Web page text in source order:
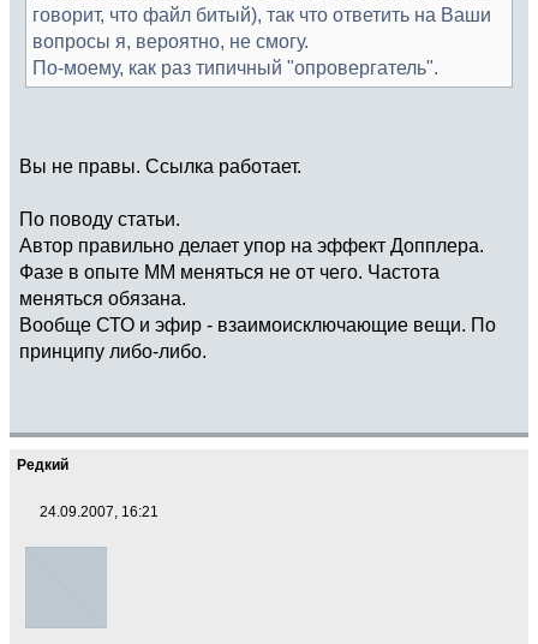
говорит, что файл битый), так что ответить на Ваши
вопросы я, вероятно, не смогу.
По-моему, как раз типичный "опровергатель".
Вы не правы. Ссылка работает.
По поводу статьи.
Автор правильно делает упор на эффект Допплера.
Фазе в опыте ММ меняться не от чего. Частота
меняться обязана.
Вообще СТО и эфир - взаимоисключающие вещи. По
принципу либо-либо.
Редкий
24.09.2007, 16:21